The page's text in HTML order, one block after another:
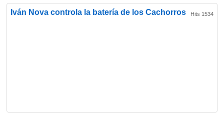
Iván Nova controla la batería de los Cachorros Hits 1534